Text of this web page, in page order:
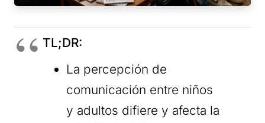
TL;DR:
La percepción de
comunicación entre niños
y adultos difiere y afecta la